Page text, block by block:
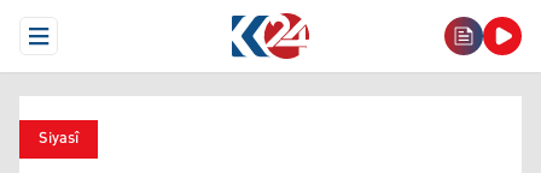
Open Menu
Siyasî